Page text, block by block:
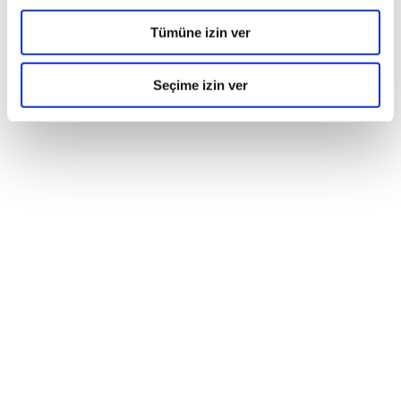
Tümüne izin ver
Seçime izin ver